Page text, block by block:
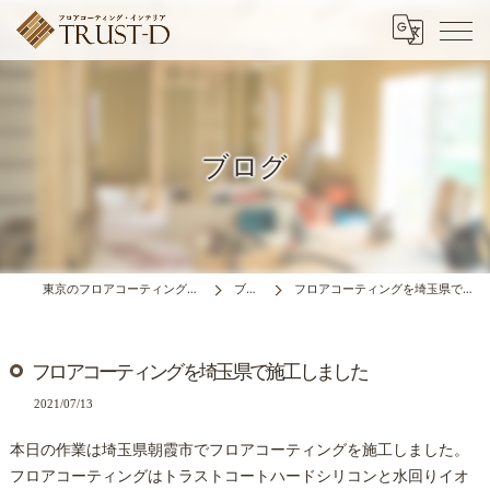
ブログ
東京のフロアコーティングはTRUST-D ブログ フロアコーティングを埼玉県で施工しました
フロアコーティングを埼玉県で施工しました
2021/07/13
本日の作業は埼玉県朝霞市でフロアコーティングを施工しました。
フロアコーティングはトラストコートハードシリコンと水回りイオ